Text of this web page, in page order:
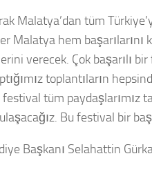
Malatya’dan tüm
Malatya hem başarılarını
verecek. Çok başarılı
toplantıların
tüm paydaşlarımız
Bu festival bir
Başkanı Selahattin